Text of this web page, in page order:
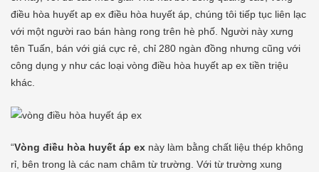
điều hòa huyết ap ex điều hòa huyết áp, chúng tôi tiếp tục liên lạc
với một người rao bán hàng rong trên hè phố. Người này xưng
tên Tuấn, bán với giá cực rẻ, chỉ 280 ngàn đồng nhưng cũng với
công dụng y như các loại vòng điều hòa huyết ap ex tiền triệu
khác.
“Vòng điều hòa huyết áp ex này làm bằng chất liệu thép không
rỉ, bên trong là các nam châm từ trường. Với từ trường xung